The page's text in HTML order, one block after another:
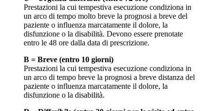
Prestazioni la cui tempestiva esecuzione condiziona in
un arco di tempo molto breve la prognosi a breve del
paziente o influenza marcatamente il dolore, la
disfunzione o la disabilità. Devono essere prenotate
entro le 48 ore dalla data di prescrizione.
B = Breve (entro 10 giorni)
Prestazioni la cui tempestiva esecuzione condiziona in
un arco di tempo breve la prognosi a breve distanza del
paziente o influenza marcatamente il dolore, la
disfunzione o la disabilità.